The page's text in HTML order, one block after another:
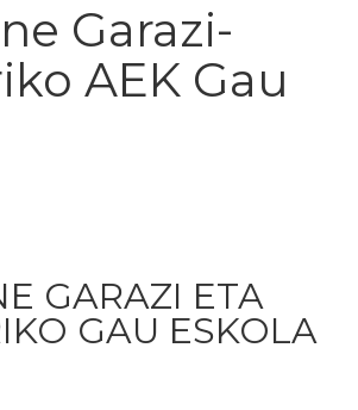
Garazi-
AEK Gau
GARAZI ETA
GAU ESKOLA